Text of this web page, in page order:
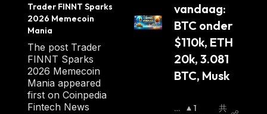
Trader FINNT Sparks
2026 Memecoin
Mania
The post Trader
FINNT Sparks
2026 Memecoin
Mania appeared
first on Coinpedia
Fintech News
vandaag:
BTC onder
$110k, ETH
20k, 3.081
BTC, Musk
看
1
共